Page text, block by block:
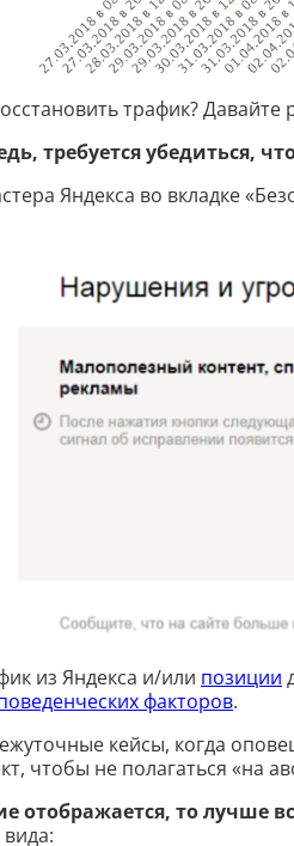
трафик? Давайте
требуется убедиться,
Яндекса во вкладке
из Яндекса и/или позиции
факторов.
кейсы, когда
чтобы не полагаться «на
отображается, то лучше